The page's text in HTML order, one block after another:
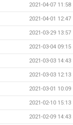
2021-04-07 11:58
2021-04-01 12:47
2021-03-29 13:57
2021-03-04 09:15
2021-03-03 14:43
2021-03-03 12:13
2021-03-01 10:09
2021-02-10 15:13
2021-02-09 14:43